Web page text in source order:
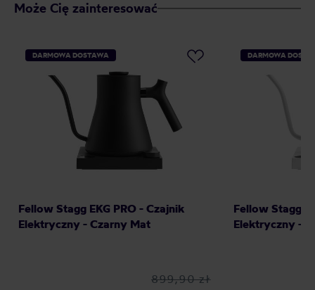
Może Cię zainteresować
DARMOWA DOSTAWA
Fellow Stagg EKG PRO - Czajnik
Elektryczny - Czarny Mat
899,90 zł
DARMOWA
Fellow Stagg
Elektryczny -